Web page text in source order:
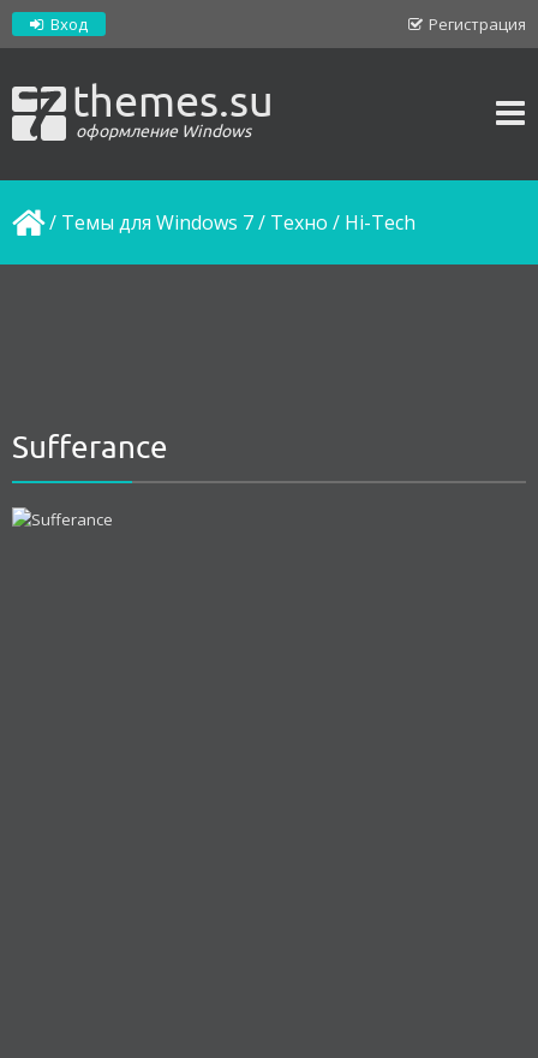
Регистрация
Вход
themes.su
оформление Windows
/ Темы для Windows 7/ Техно / Hi-Tech
Sufferance